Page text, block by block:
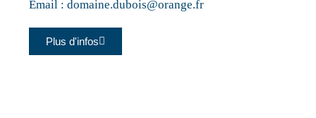
Email :domaine.dubois@orange.fr
Plus d'infos